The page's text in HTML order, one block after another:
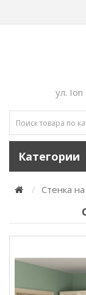
ул.
Категории
Стенка